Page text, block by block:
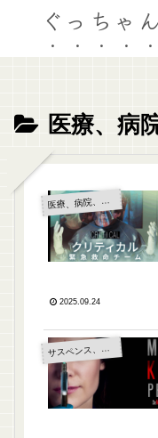
ぐっちゃ
医療、病
医
療、病院、医師
2025.09.24
サ スペンス、ミステリー